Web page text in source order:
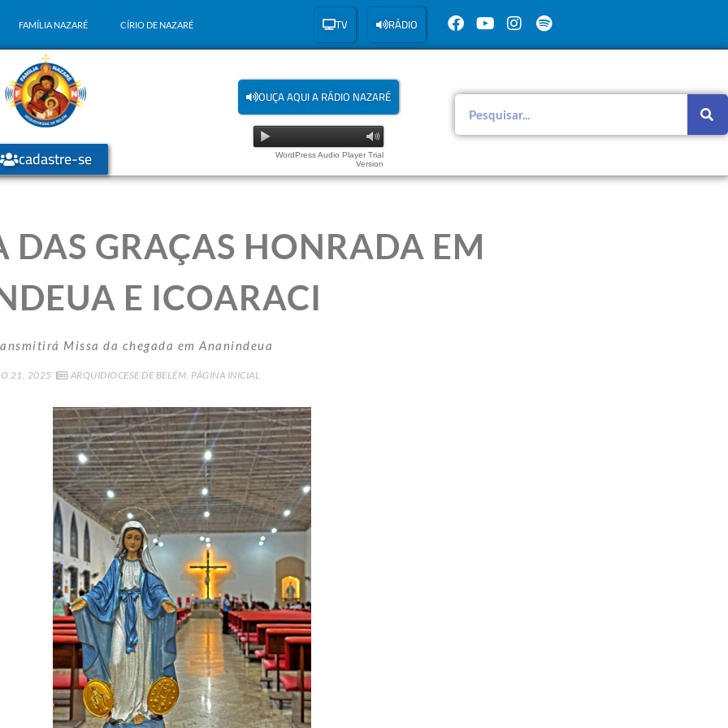
FAMÍLIA NAZARÉ CÍRIO DE NAZARÉ TV RÁDIO
cadastre-se
OUÇA AQUI A RÁDIO NAZARÉ
WordPress Audio Player Trial
Version
DAS GRAÇAS HONRADA EM
E ICOARACI
Missa da chegada em Ananindeua
21, 2025 ARQUIDIOCESE DE BELÉM, PÁGINA INICIAL